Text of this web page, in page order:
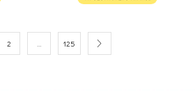
2 … 125